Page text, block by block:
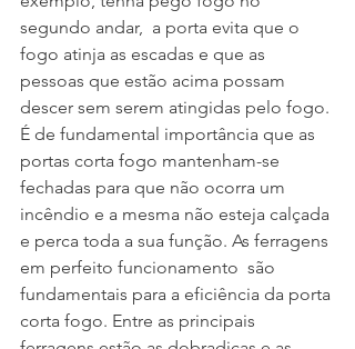
segundo andar,  a porta evita que o
fogo atinja as escadas e que as
pessoas que estão acima possam
descer sem serem atingidas pelo fogo.
É de fundamental importância que as
portas corta fogo mantenham-se
fechadas para que não ocorra um
incêndio e a mesma não esteja calçada
e perca toda a sua função. As ferragens
em perfeito funcionamento  são
fundamentais para a eficiência da porta
corta fogo. Entre as principais